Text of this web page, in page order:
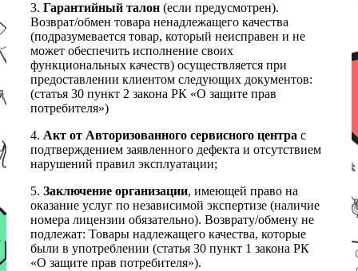
3. Гарантийный талон (если предусмотрен).
Возврат/обмен товара ненадлежащего качества
(подразумевается товар, который неисправен и не
может обеспечить исполнение своих
функциональных качеств) осуществляется при
предоставлении клиентом следующих документов:
(статья 30 пункт 2 закона РК «О защите прав
потребителя»)
4. Акт от Авторизованного сервисного центра с
подтверждением заявленного дефекта и отсутствием
нарушений правил эксплуатации;
5. Заключение организации, имеющей право на
оказание услуг по независимой экспертизе (наличие
номера лицензии обязательно). Возврату/обмену не
подлежат: Товары надлежащего качества, которые
были в употреблении (статья 30 пункт 1 закона РК
«О защите прав потребителя»).